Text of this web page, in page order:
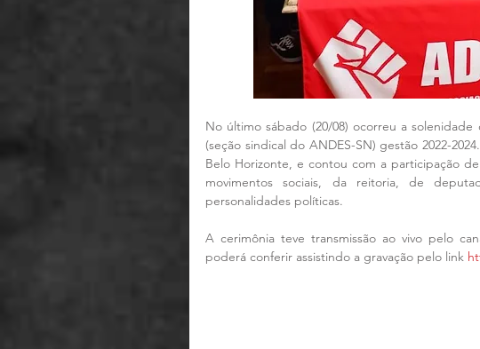
No último sábado (20/08) ocorreu a
(seção sindical do ANDES-SN) gestão 2022-
Belo Horizonte, e contou com a participação
movimentos sociais, da reitoria, de
personalidades políticas.
A cerimônia teve transmissão ao vivo pelo
poderá conferir assistindo a gravação pelo link